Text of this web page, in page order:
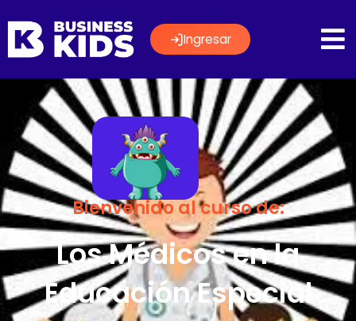
Ingresar
Bienvenido al curso de:
Los Médicos en la
Educación Especial